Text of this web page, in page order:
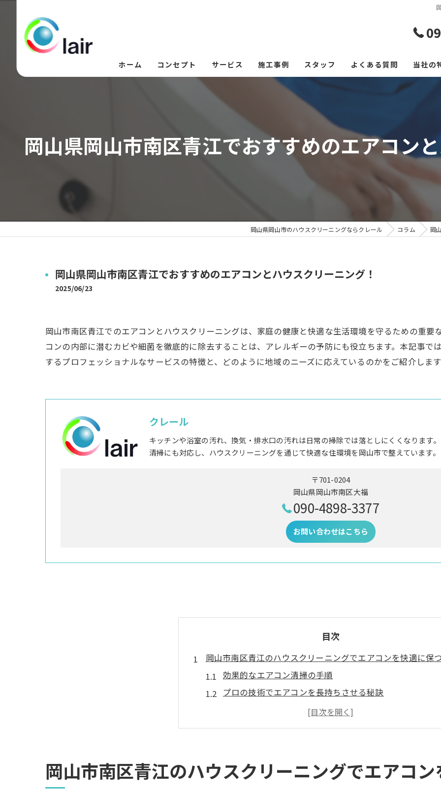
ホーム コンセプト サービス 施工事例 スタッフ よくある質問 当社の
フロー
岡山県岡山市南区青江でおすすめのエアコン
岡山県岡山市のハウスクリーニングならクレール コラム 岡
岡山県岡山市南区青江でおすすめのエアコンとハウスクリーニング！
2025/06/23
岡山市南区青江でのエアコンとハウスクリーニングは、家庭の健康と快適な生活環境を守るための重要
コンの内部に潜むカビや細菌を徹底的に除去することは、アレルギーの予防にも役立ちます。本記事で
するプロフェッショナルなサービスの特徴と、どのように地域のニーズに応えているのかをご紹介しま
クレール
キッチンや浴室の汚れ、換気・排水口の汚れは日常の掃除では落としにくくなります
清掃にも対応し、ハウスクリーニングを通じて快適な住環境を岡山市で整えています。
〒701-0204
岡山県岡山市南区大福
090-4898-3377
お問い合わせはこちら
目次
岡山市南区青江のハウスクリーニングでエアコンを快適に保
効果的なエアコン清掃の手順
プロの技術でエアコンを長持ちさせる秘訣
エアコン清掃が健康に与える影響
季節ごとの適切なメンテナンス方法
地元業者を選ぶメリット
エアコンのカビ対策！岡山市南区青江で選ばれるハウスクリ
岡山市南区青江のハウスクリーニングでエアコ